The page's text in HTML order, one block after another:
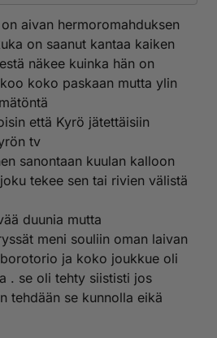
petoksesta tms? Eikös hän ollu
joskus, joka erosi virastaan. En
sen erityisemmin, mutta
Pave "Doppinki" Petäjä tuntuu!
Kyrön niskaan. Opettelis
ja myös esiintymään!
tästä hyvä esimerkki.
hiihtoliiton johto on
ajatellen.
aivan hermoromahduksen
on saanut kantaa kaiken
näkee kuinka hän on
koko paskaan mutta ylin
että Kyrö jätettäisiin
tv
sanontaan kuulan kalloon
tekee sen tai rivien välistä
duunia mutta
meni souliin oman laivan
ja koko joukkue oli
. se oli tehty siististi jos
tehdään se kunnolla eikä